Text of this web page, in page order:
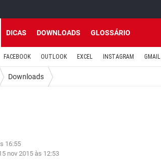
DICAS DOWNLOADS GLOSSÁRIO
FACEBOOK OUTLOOK EXCEL INSTAGRAM GMAIL
Downloads
16:55
nov 2015 às 12:53